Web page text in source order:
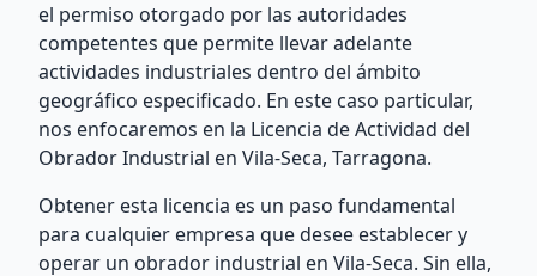
el permiso otorgado por las autoridades
competentes que permite llevar adelante
actividades industriales dentro del ámbito
geográfico especificado. En este caso particular,
nos enfocaremos en la Licencia de Actividad del
Obrador Industrial en Vila-Seca, Tarragona.
Obtener esta licencia es un paso fundamental
para cualquier empresa que desee establecer y
operar un obrador industrial en Vila-Seca. Sin ella,